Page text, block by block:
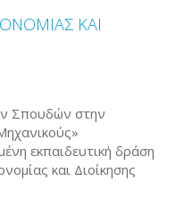
ΚΑΙ
Σπουδών στην
εκπαιδευτική δράση
και Διοίκησης